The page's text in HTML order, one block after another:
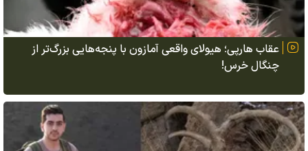
عقاب هارپی؛ هیولای واقعی آمازون با پنجه‌هایی بزرگ‌تر از
چنگال خرس!